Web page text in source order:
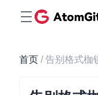
首页 / 告别格式枷